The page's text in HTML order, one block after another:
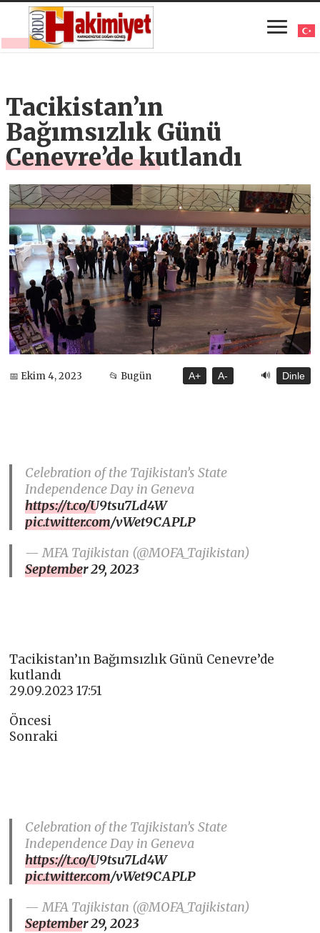
Tacikistan’ın
Bağımsızlık Günü
Cenevre’de kutlandı
📅 Ekim 4, 2023 📂 Bugün A+ A- 🔊 Dinle
Celebration of the Tajikistan’s State
Independence Day in Geneva
https://t.co/U9tsu7Ld4W
pic.twitter.com/vWet9CAPLP
— MFA Tajikistan (@MOFA_Tajikistan)
September 29, 2023
Tacikistan’ın Bağımsızlık Günü Cenevre’de
kutlandı
29.09.2023 17:51
Öncesi
Sonraki
Celebration of the Tajikistan’s State
Independence Day in Geneva
https://t.co/U9tsu7Ld4W
pic.twitter.com/vWet9CAPLP
— MFA Tajikistan (@MOFA_Tajikistan)
September 29, 2023